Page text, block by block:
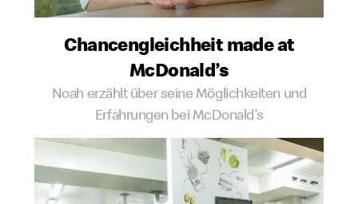
Chancen­gleichheit made at
McDonald’s
Noah erzählt über seine Möglichkeiten und
Erfahrungen bei McDonald’s